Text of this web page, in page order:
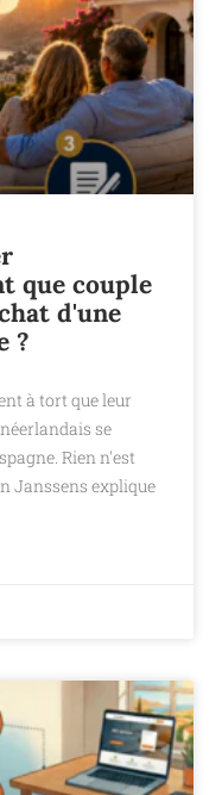
que couple
d'une
?
à tort que leur
se
Rien n'est
Janssens explique